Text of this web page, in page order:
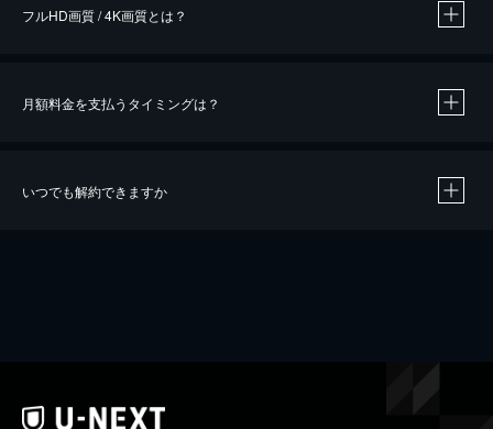
※40％ポイント還元の対象は、クレジットカード決済による作品の購入 / レンタルです。
フルHD画質 / 4K画質とは？
月額料金を支払うタイミングは？
いつでも解約できますか